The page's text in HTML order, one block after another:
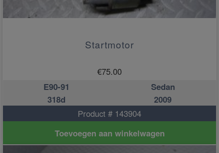
Startmotor
€75.00
E90-91
Sedan
318d
2009
Product # 143904
Toevoegen aan winkelwagen